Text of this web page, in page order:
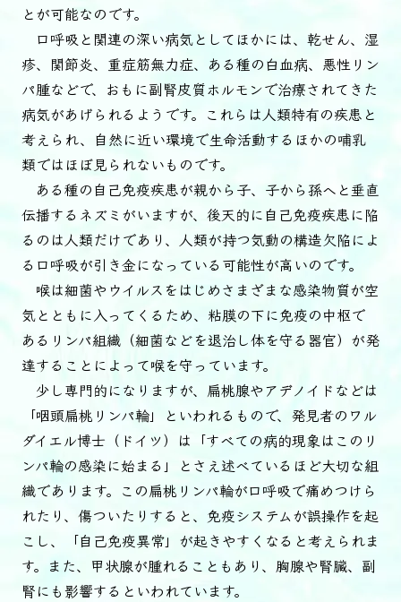
とが可能なのです。
口呼吸と関連の深い病気としてほかには、乾せん、湿
疹、関節炎、重症筋無力症、ある種の白血病、悪性リン
パ腫などで、おもに副腎皮質ホルモンで治療されてきた
病気があげられるようです。これらは人類特有の疾患と
考えられ、自然に近い環境で生命活動するほかの哺乳
類ではほぼ見られないものです。
ある種の自己免疫疾患が親から子、子から孫へと垂直
伝播するネズミがいますが、後天的に自己免疫疾患に陥
るのは人類だけであり、人類が持つ気動の構造欠陥によ
る口呼吸が引き金になっている可能性が高いのです。
喉は細菌やウイルスをはじめさまざまな感染物質が空
気とともに入ってくるため、粘膜の下に免疫の中枢で
あるリンパ組織（細菌などを退治し体を守る器官）が発
達することによって喉を守っています。
少し専門的になりますが、扁桃腺やアデノイドなどは
「咽頭扁桃リンパ輪」といわれるもので、発見者のワル
ダイエル博士（ドイツ）は「すべての病的現象はこのリ
ンパ輪の感染に始まる」とさえ述べているほど大切な組
織であります。この扁桃リンパ輪が口呼吸で痛めつけら
れたり、傷ついたりすると、免疫システムが誤操作を起
こし、「自己免疫異常」が起きやすくなると考えられま
す。また、甲状腺が腫れることもあり、胸腺や腎臓、副
腎にも影響するといわれています。